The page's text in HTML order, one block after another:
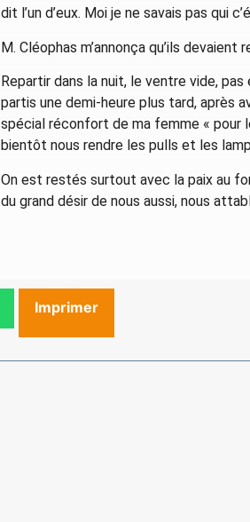
dit l’un d’eux. Moi je ne savais pas qui
M. Cléophas m’annonça qu’ils
Repartir dans la nuit, le ventre vide,
partis une demi-heure plus tard, après
spécial réconfort de ma femme « pour
bientôt nous rendre les pulls et les
On est restés surtout avec la paix au
du grand désir de nous aussi, nous
Imprimer